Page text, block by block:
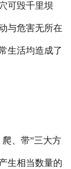
可毁千里坝
与危害无所在
生活均造成了
、带”三大方
生相当数量的